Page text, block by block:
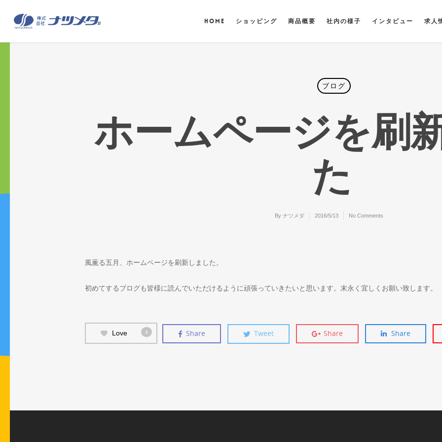
HOME ショッピング 商品概要 社内の様子 インタビュー 求人
ブログ
ホームページを刷
た
By ナツメダ 2016/5/13 No Comments
風薫る五月、ホームページを刷新しました。
初めてするブログも皆様に読んでいただけるように頑張っていきたいと思います。末永く宜しくお願い致します。
Love 3 Share Tweet Share Share